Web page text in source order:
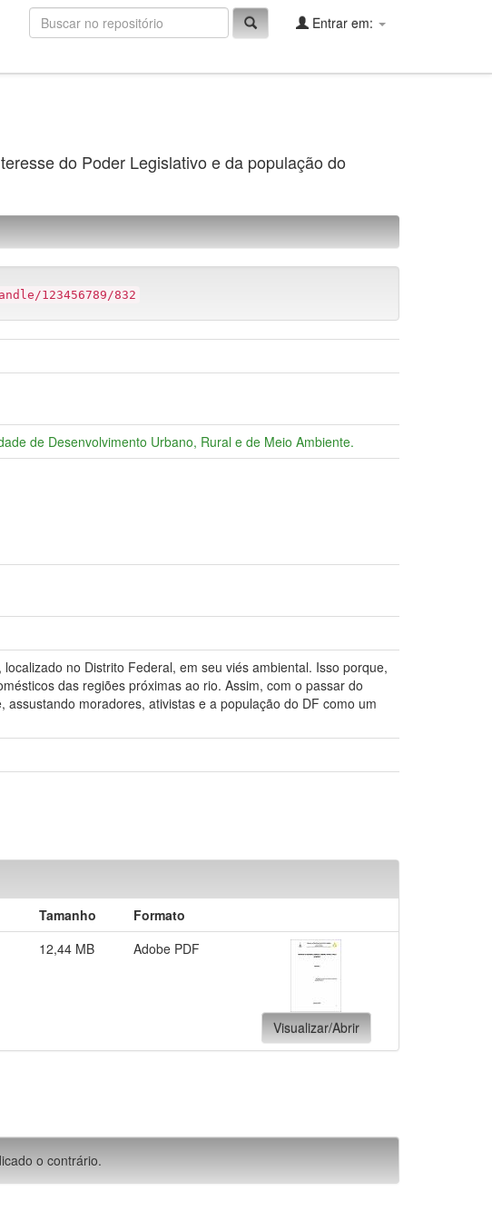
Entrar em:
do Poder Legislativo e da população do
123456789/832
de Desenvolvimento Urbano, Rural e de Meio Ambiente.
no Distrito Federal, em seu viés ambiental. Isso porque,
das regiões próximas ao rio. Assim, com o passar do
moradores, ativistas e a população do DF como um
Tamanho
Formato
12,44 MB Adobe PDF
Visualizar/Abrir
o contrário.